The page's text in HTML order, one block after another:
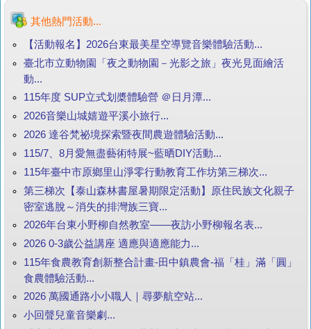
其他熱門活動...
【活動報名】2026台東最美星空導覽音樂體驗活動...
臺北市立動物園「夜之動物園－光影之旅」夜光見面繪活
動...
115年度 SUP立式划槳體驗營 ＠日月潭...
2026音樂山城嬉遊平溪小旅行...
2026 達谷梵祕境探索暨夜間農遊體驗活動...
115/7、8月愛無盡藝術特展~藍晒DIY活動...
115年臺中市原鄉里山淨零行動教育工作坊第三梯次...
第三梯次【泰山森林書屋暑期限定活動】原住民族文化親子
密室逃脫～消失的排灣族三寶...
2026年台東小野柳自然教室——夜訪小野柳報名表...
2026 0-3歲公益講座 適應與適應能力...
115年食農教育創新整合計畫-田中鎮農會-福「桂」滿「圓」
食農體驗活動...
2026 萬國通路小小職人｜尋夢航空站...
小回聲兒童音樂劇...